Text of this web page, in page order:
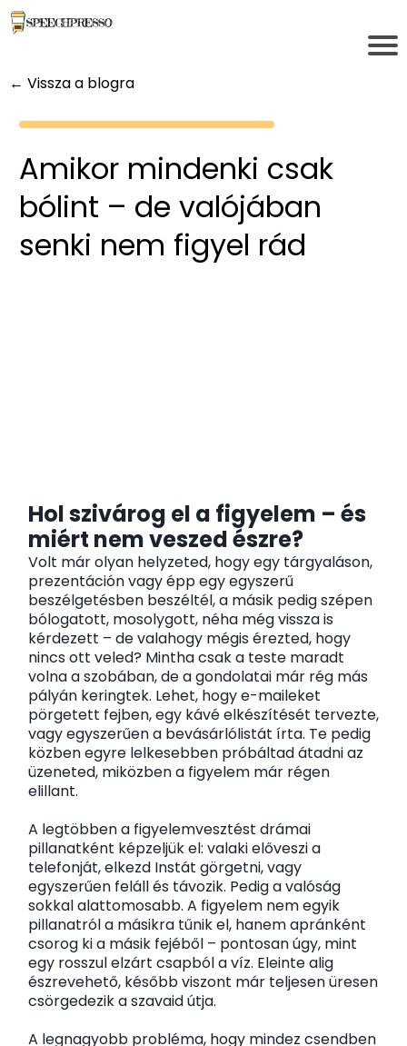
← Vissza a blogra
Amikor mindenki csak
bólint – de valójában
senki nem figyel rád
Hol szivárog el a figyelem – és
miért nem veszed észre?
Volt már olyan helyzeted, hogy egy tárgyaláson,
prezentáción vagy épp egy egyszerű
beszélgetésben beszéltél, a másik pedig szépen
bólogatott, mosolygott, néha még vissza is
kérdezett – de valahogy mégis érezted, hogy
nincs ott veled? Mintha csak a teste maradt
volna a szobában, de a gondolatai már rég más
pályán keringtek. Lehet, hogy e-maileket
pörgetett fejben, egy kávé elkészítését tervezte,
vagy egyszerűen a bevásárlólistát írta. Te pedig
közben egyre lelkesebben próbáltad átadni az
üzeneted, miközben a figyelem már régen
elillant.
A legtöbben a figyelemvesztést drámai
pillanatként képzeljük el: valaki előveszi a
telefonját, elkezd Instát görgetni, vagy
egyszerűen feláll és távozik. Pedig a valóság
sokkal alattomosabb. A figyelem nem egyik
pillanatról a másikra tűnik el, hanem apránként
csorog ki a másik fejéből – pontosan úgy, mint
egy rosszul elzárt csapból a víz. Eleinte alig
észrevehető, később viszont már teljesen üresen
csörgedezik a szavaid útja.
A legnagyobb probléma, hogy mindez csendben